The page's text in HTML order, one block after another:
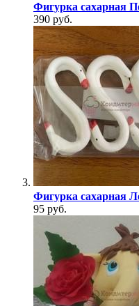
Фигурка сахарная
390 руб.
Фигурка сахарная
95 руб.